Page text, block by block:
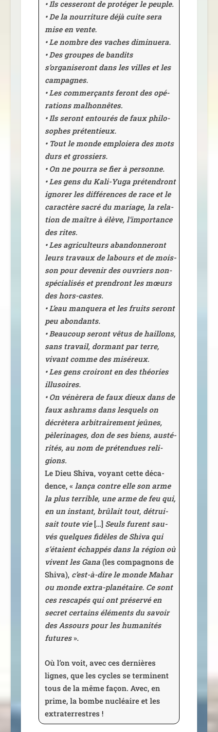
• Ils ces­se­ront de pro­té­ger le peuple.
• De la nour­ri­ture déjà cuite sera
mise en vente.
• Le nombre des vaches dimi­nue­ra.
• Des groupes de ban­dits
s’organiseront dans les villes et les
cam­pagnes.
• Les com­mer­çants feront des opé­
ra­tions mal­hon­nêtes.
• Ils seront entou­rés de faux phi­lo­
sophes pré­ten­tieux.
• Tout le monde emploie­ra des mots
durs et gros­siers.
• On ne pour­ra se fier à per­sonne.
• Les gens du Kali-Yuga pré­ten­dront
igno­rer les dif­fé­rences de race et le
carac­tère sacré du mariage, la rela­
tion de maître à élève, l’importance
des rites.
• Les agri­cul­teurs aban­don­ne­ront
leurs tra­vaux de labours et de mois­
son pour deve­nir des ouvriers non-
spé­cia­li­sés et pren­dront les mœurs
des hors-castes.
• L’eau man­que­ra et les fruits seront
peu abon­dants.
• Beaucoup seront vêtus de haillons,
sans tra­vail, dor­mant par terre,
vivant comme des misé­reux.
• Les gens croi­ront en des théo­ries
illu­soires.
• On vénè­re­ra de faux dieux dans de
faux ash­rams dans les­quels on
décrè­te­ra arbi­trai­re­ment jeûnes,
pèle­ri­nages, don de ses biens, aus­té­
ri­tés, au nom de pré­ten­dues reli­
gions.
Le Dieu Shiva, voyant cette déca­
dence, « lan­ça contre elle son arme
la plus ter­rible, une arme de feu qui,
en un ins­tant, brû­lait tout, détrui­
sait toute vie[…] Seuls furent sau­
vés quelques fidèles de Shiva qui
s’étaient échap­pés dans la région où
vivent les Gana(les com­pa­gnons de
Shiva), c’est-à-dire le monde Mahar
ou monde extra-pla­né­taire. Ce sont
ces res­ca­pés qui ont pré­ser­vé en
secret cer­tains élé­ments du savoir
des Assours pour les huma­ni­tés
futures».
Où l’on voit, avec ces der­nières
lignes, que les cycles se ter­minent
tous de la même façon. Avec, en
prime, la bombe nucléaire et les
extraterrestres !